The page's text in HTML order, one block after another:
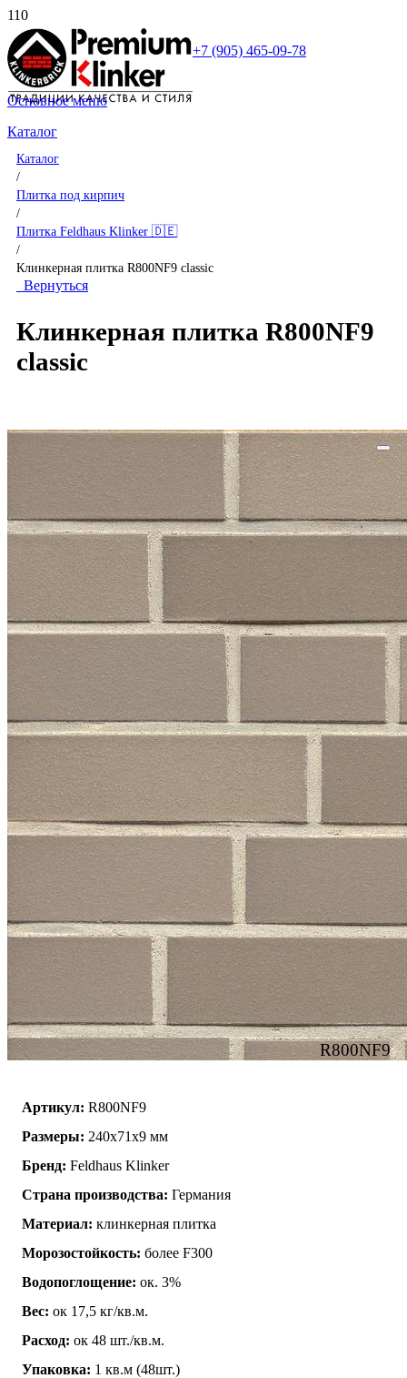
+7 (905) 465-09-78
Основное меню
Каталог
Каталог
/
Плитка под кирпич
/
Плитка Feldhaus Klinker 🇩🇪
/
Клинкерная плитка R800NF9 classic
Вернуться
Клинкерная плитка R800NF9
classic
R800NF9
Артикул: R800NF9
Размеры: 240x71x9 мм
Бренд: Feldhaus Klinker
Страна производства: Германия
Материал: клинкерная плитка
Морозостойкость: более F300
Водопоглощение: ок. 3%
Вес: ок 17,5 кг/кв.м.
Расход: ок 48 шт./кв.м.
Упаковка: 1 кв.м (48шт.)